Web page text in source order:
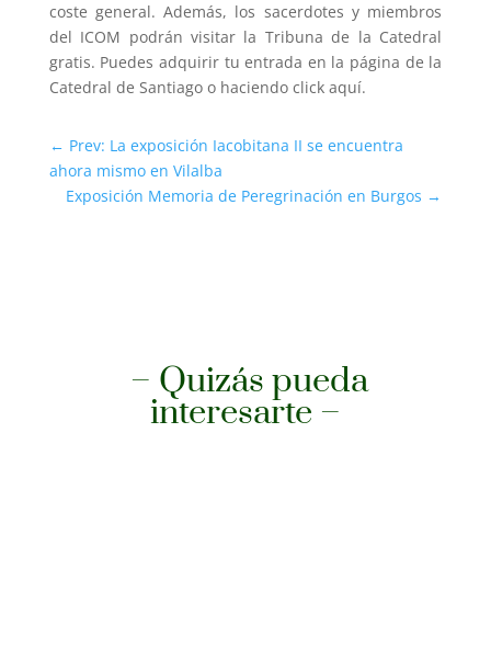
coste general. Además, los sacerdotes y miembros
del ICOM podrán visitar la Tribuna de la Catedral
gratis. Puedes adquirir tu entrada en la página de la
Catedral de Santiago o haciendo click aquí.
← Prev: La exposición Iacobitana II se encuentra
ahora mismo en Vilalba
Exposición Memoria de Peregrinación en Burgos →
– Quizás pueda
interesarte –